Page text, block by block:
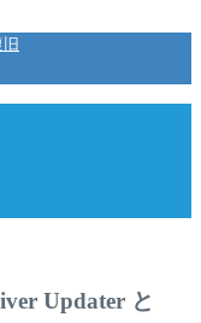
Updater と